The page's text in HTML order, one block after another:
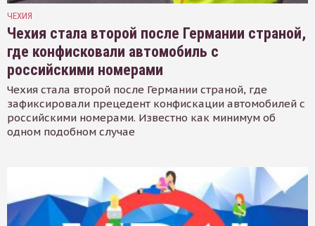
ЧЕХИЯ
Чехия стала второй после Германии страной,
где конфисковали автомобиль с
российскими номерами
Чехия стала второй после Германии страной, где
зафиксировали прецедент конфискации автомобилей с
российскими номерами. Известно как минимум об
одном подобном случае